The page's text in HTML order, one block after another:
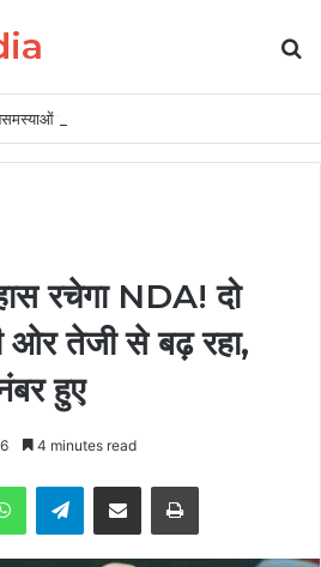
के त्वरित समाधान की प्रभावी व्यवस्था
रचेगा NDA! दो
तेजी से बढ़ रहा,
हुए
4 minutes read
WhatsAppTelegramShare via Email Print